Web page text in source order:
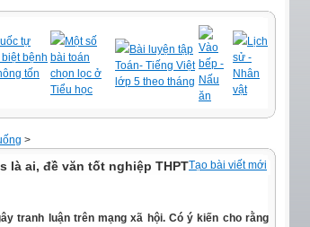
tự
bệnh
tốn
Một số
bài toán
chọn lọc ở
Tiểu học
Bài luyện tập
Toán- Tiếng Việt
lớp 5 theo tháng
Vào
bếp -
Nấu
ăn
Lịch
sử -
Nhân
vật
>
Tạo bài viết mới
là ai, đề văn tốt nghiệp THPT
tranh luận trên mạng xã hội. Có ý kiến cho rằng